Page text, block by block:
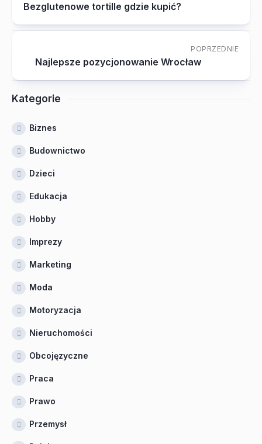
Bezglutenowe tortille gdzie kupić?
POPRZEDNIE
Najlepsze pozycjonowanie Wrocław
Kategorie
Biznes
Budownictwo
Dzieci
Edukacja
Hobby
Imprezy
Marketing
Moda
Motoryzacja
Nieruchomości
Obcojęzyczne
Praca
Prawo
Przemysł